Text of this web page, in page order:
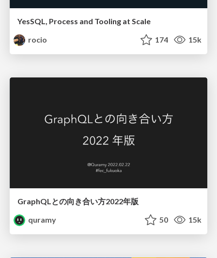
YesSQL, Process and Tooling at Scale
rocio
174 15k
GraphQLとの向き合い方2022年版
quramy
50 15k